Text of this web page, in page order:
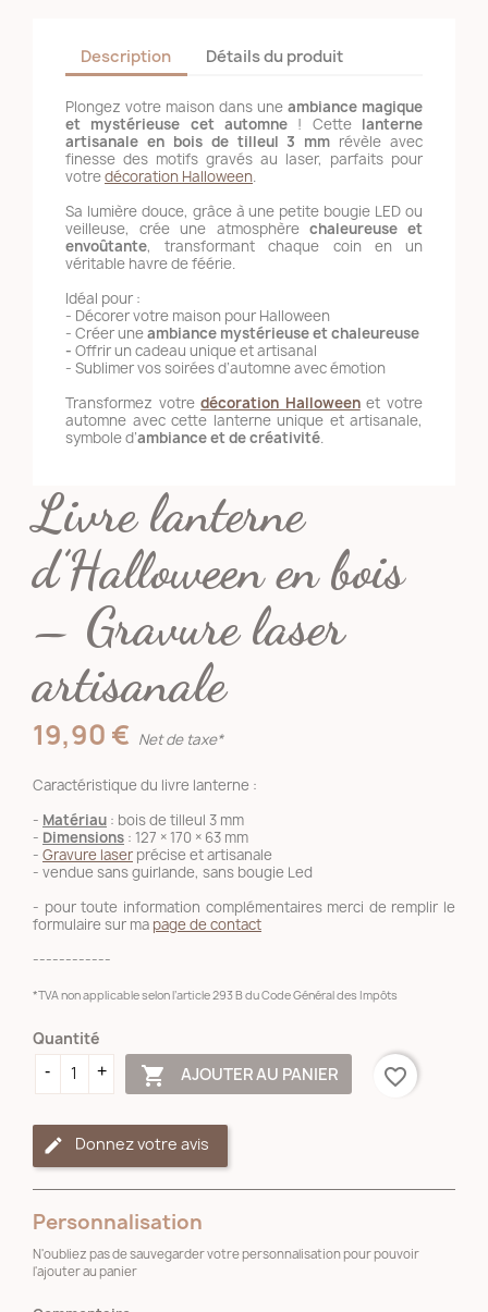
Description Détails du produit
Plongez votre maison dans une ambiance magique
et mystérieuse cet automne ! Cette lanterne
artisanale en bois de tilleul 3 mm révèle avec
finesse des motifs gravés au laser, parfaits pour
votredécoration Halloween.
Sa lumière douce, grâce à une petite bougie LED ou
veilleuse, crée une atmosphère chaleureuse et
envoûtante, transformant chaque coin en un
véritable havre de féérie.
Idéal pour :
- Décorer votre maison pour Halloween
- Créer uneambiance mystérieuse et chaleureuse
- Offrir un cadeau unique et artisanal
- Sublimer vos soirées d’automne avec émotion
Transformez votredécoration Halloweenet votre
automne avec cette lanterne unique et artisanale,
symbole d’ambiance et de créativité.
Livre lanterne
d’Halloween en bois
– Gravure laser
artisanale
19,90 € Net de taxe*
Caractéristique du livre lanterne :
- Matériau : bois de tilleul 3 mm
- Dimensions : 127 × 170 × 63 mm
- Gravure laser précise et artisanale
- vendue sans guirlande, sans bougie Led
- pour toute information complémentaires merci de remplir le
formulaire sur ma page de contact
------------
*TVA non applicable selon l’article 293 B du Code Général des Impôts
Quantité
 AJOUTER AU PANIER favorite_border
Donnez votre avis
Personnalisation
N'oubliez pas de sauvegarder votre personnalisation pour pouvoir
l'ajouter au panier